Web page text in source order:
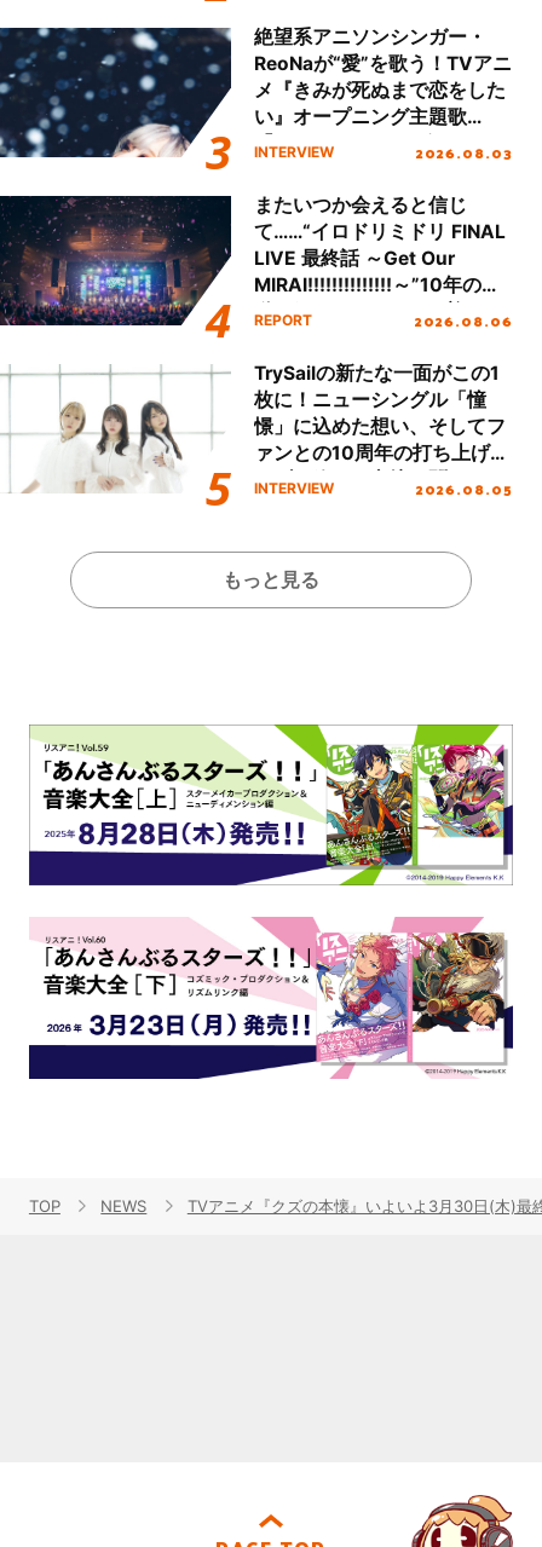
絶望系アニソンシンガー・
ReoNaが“愛”を歌う！TVアニ
メ『きみが死ぬまで恋をした
い』オープニング主題歌
「Amore」インタビュー
INTERVIEW 2026.08.03
またいつか会えると信じ
て……“イロドリミドリ FINAL
LIVE 最終話 ～Get Our
MIRAI!!!!!!!!!!!!!!～”10年の活
動を経てファイナルを迎える
REPORT 2026.08.06
TrySailの新たな一面がこの1
枚に！ニューシングル「憧
憬」に込めた想い、そしてフ
ァンとの10周年の打ち上げラ
イブを終えた心境を聞いた。
INTERVIEW 2026.08.05
もっと見る
TOP NEWS TVアニメ『クズの本懐』いよいよ3月30日(木)最